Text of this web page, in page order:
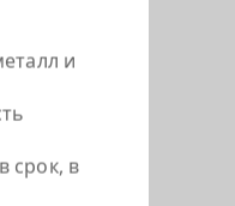
и
срок, в